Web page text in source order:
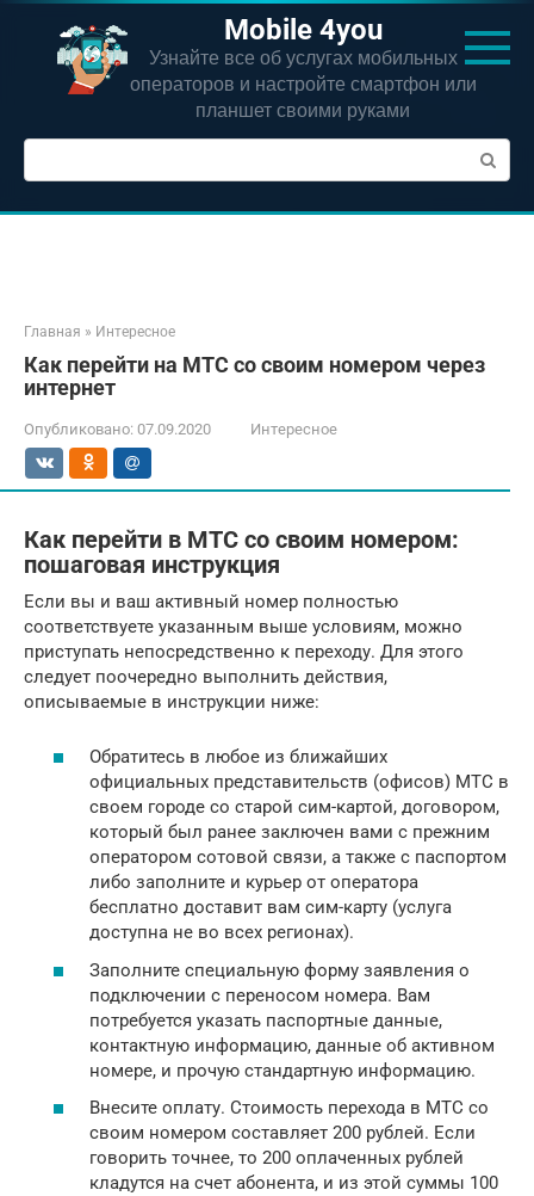
Перейти
контенту
Mobile 4you
Узнайте все об услугах мобильных
операторов и настройте смартфон или
планшет своими руками
Поиск:
Главная » Интересное
Как перейти на МТС со своим номером через
интернет
Опубликовано: 07.09.2020 Интересное
Как перейти в МТС со своим номером:
пошаговая инструкция
Если вы и ваш активный номер полностью
соответствуете указанным выше условиям, можно
приступать непосредственно к переходу. Для этого
следует поочередно выполнить действия,
описываемые в инструкции ниже:
Обратитесь в любое из ближайших
официальных представительств (офисов) МТС в
своем городе со старой сим-картой, договором,
который был ранее заключен вами с прежним
оператором сотовой связи, а также с паспортом
либо заполните и курьер от оператора
бесплатно доставит вам сим-карту (услуга
доступна не во всех регионах).
Заполните специальную форму заявления о
подключении с переносом номера. Вам
потребуется указать паспортные данные,
контактную информацию, данные об активном
номере, и прочую стандартную информацию.
Внесите оплату. Стоимость перехода в МТС со
своим номером составляет 200 рублей. Если
говорить точнее, то 200 оплаченных рублей
кладутся на счет абонента, и из этой суммы 100